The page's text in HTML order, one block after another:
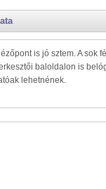
is jó sztem. A sok
baloldalon is
lehetnének.